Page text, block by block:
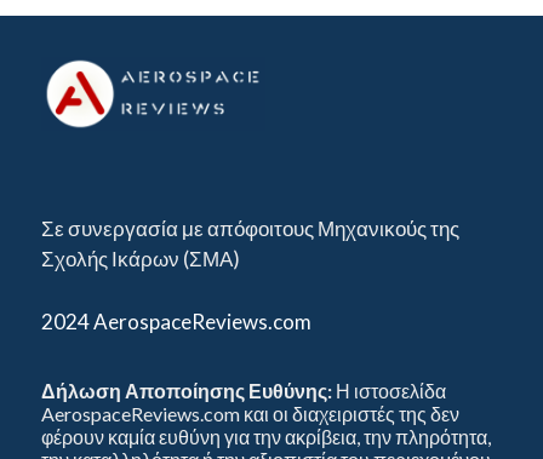
Σε συνεργασία με απόφοιτους Μηχανικούς της
Σχολής Ικάρων (ΣΜΑ)
2024 AerospaceReviews.com
Δήλωση Αποποίησης Ευθύνης: Η ιστοσελίδα
AerospaceReviews.com και οι διαχειριστές της δεν
φέρουν καμία ευθύνη για την ακρίβεια, την πληρότητα,